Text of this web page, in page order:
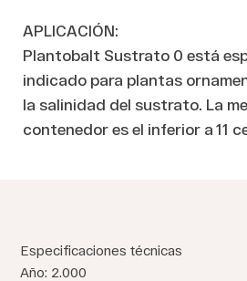
APLICACIÓN:
Plantobalt Sustrato 0 está
indicado para plantas
la salinidad del sustrato. La
contenedor es el inferior a 11
Especificaciones técnicas
Año: 2.000